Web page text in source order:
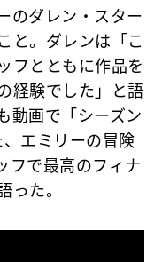
のダレン・スター
と。ダレンは「こ
フとともに作品を
経験でした」と語
動画で「シーズン
エミリーの冒険
フで最高のフィナ
た。